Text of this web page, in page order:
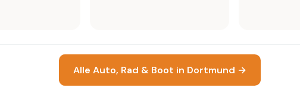
Alle Auto, Rad & Boot in Dortmund →